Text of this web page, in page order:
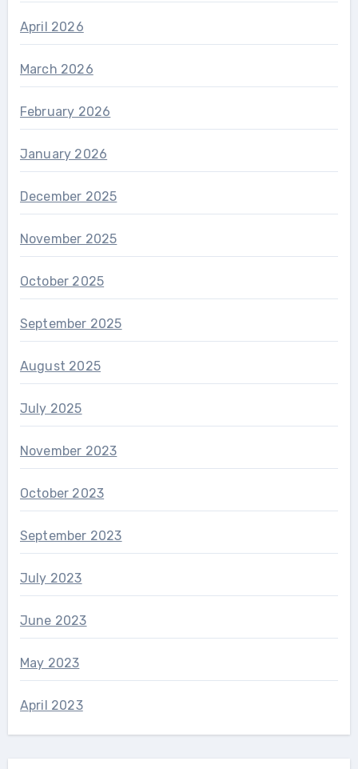
April 2026
March 2026
February 2026
January 2026
December 2025
November 2025
October 2025
September 2025
August 2025
July 2025
November 2023
October 2023
September 2023
July 2023
June 2023
May 2023
April 2023